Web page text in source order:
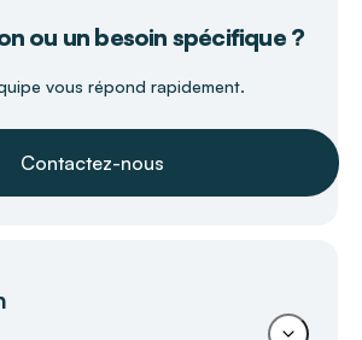
ou un besoin spécifique ?
vous répond rapidement.
Contactez-nous